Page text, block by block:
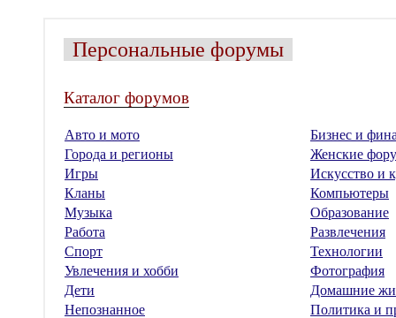
Персональные форумы
Каталог форумов
Авто и мото
Бизнес и
Города и регионы
Женские
Игры
Искусство и
Кланы
Компьютеры
Музыка
Образование
Работа
Развлечения
Спорт
Технологии
Увлечения и хобби
Фотография
Дети
Домашние
Непознанное
Политика и